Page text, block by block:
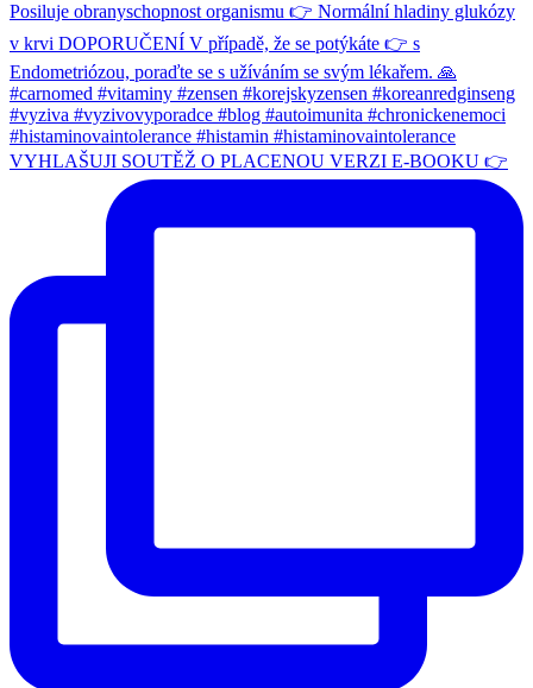
VYHLAŠUJI SOUTĚŽ O PLACENOU VERZI E-BOOKU 👉